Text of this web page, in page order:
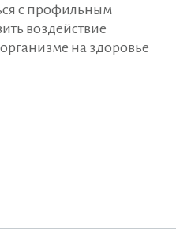
с профильным
воздействие
на здоровье